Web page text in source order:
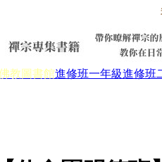
教圖書館進修班一年級進修班